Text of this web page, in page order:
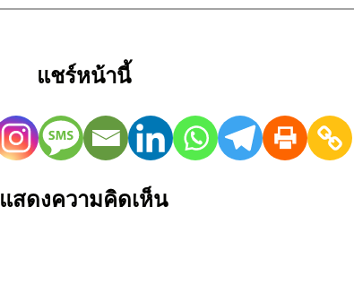
แชร์หน้านี้
แสดงความคิดเห็น